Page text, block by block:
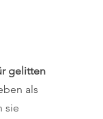
gelitten
als
sie